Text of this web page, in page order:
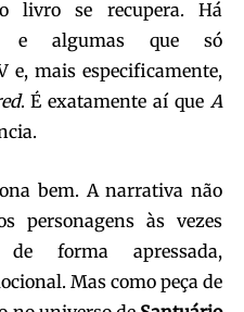
livro se recupera. Há
e algumas que só
e, mais especificamente,
. É exatamente aí queA
bem. A narrativa não
personagens às vezes
de forma apressada,
Mas como peça de